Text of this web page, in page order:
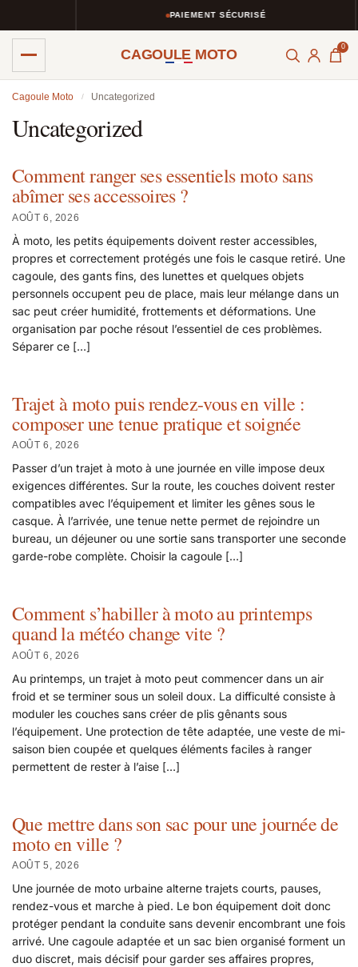
PAIEMENT SÉCURISÉ
CAGOULE MOTO 0
Cagoule Moto / Uncategorized
Uncategorized
Comment ranger ses essentiels moto sans
abîmer ses accessoires ?
AOÛT 6, 2026
À moto, les petits équipements doivent rester accessibles,
propres et correctement protégés une fois le casque retiré. Une
cagoule, des gants fins, des lunettes et quelques objets
personnels occupent peu de place, mais leur mélange dans un
sac peut créer humidité, frottements et déformations. Une
organisation par poche résout l’essentiel de ces problèmes.
Séparer ce […]
Trajet à moto puis rendez-vous en ville :
composer une tenue pratique et soignée
AOÛT 6, 2026
Passer d’un trajet à moto à une journée en ville impose deux
exigences différentes. Sur la route, les couches doivent rester
compatibles avec l’équipement et limiter les gênes sous le
casque. À l’arrivée, une tenue nette permet de rejoindre un
bureau, un déjeuner ou une sortie sans transporter une seconde
garde-robe complète. Choisir la cagoule […]
Comment s’habiller à moto au printemps
quand la météo change vite ?
AOÛT 6, 2026
Au printemps, un trajet à moto peut commencer dans un air
froid et se terminer sous un soleil doux. La difficulté consiste à
moduler les couches sans créer de plis gênants sous
l’équipement. Une protection de tête adaptée, une veste de mi-
saison bien coupée et quelques éléments faciles à ranger
permettent de rester à l’aise […]
Que mettre dans son sac pour une journée de
moto en ville ?
AOÛT 5, 2026
Une journée de moto urbaine alterne trajets courts, pauses,
rendez-vous et marche à pied. Le bon équipement doit donc
protéger pendant la conduite sans devenir encombrant une fois
arrivé. Une cagoule adaptée et un sac bien organisé forment un
duo discret, mais décisif pour garder ses affaires propres,